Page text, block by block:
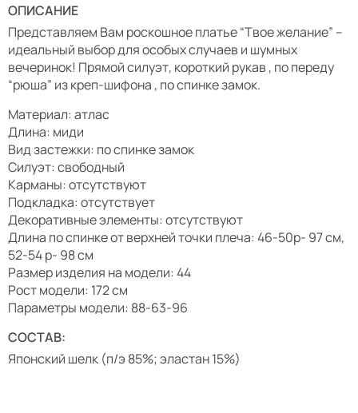
ОПИСАНИЕ
Представляем Вам роскошное платье “Твое желание” –
идеальный выбор для особых случаев и шумных
вечеринок! Прямой силуэт, короткий рукав , по переду
“рюша” из креп-шифона , по спинке замок.
Материал: атлас
Длина: миди
Вид застежки: по спинке замок
Силуэт: свободный
Карманы: отсутствуют
Подкладка: отсутствует
Декоративные элементы: отсутствуют
Длина по спинке от верхней точки плеча: 46-50р- 97 см,
52-54 р- 98 см
Размер изделия на модели: 44
Рост модели: 172 см
Параметры модели: 88-63-96
СОСТАВ:
Японский шелк (п/э 85%; эластан 15%)